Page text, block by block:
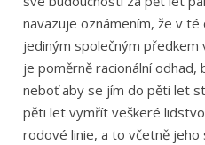
navazuje oznámením, že v
jediným společným předkem
je poměrně racionální
neboť aby se jím do pěti let
pěti let vymřít veškeré
rodové linie, a to včetně